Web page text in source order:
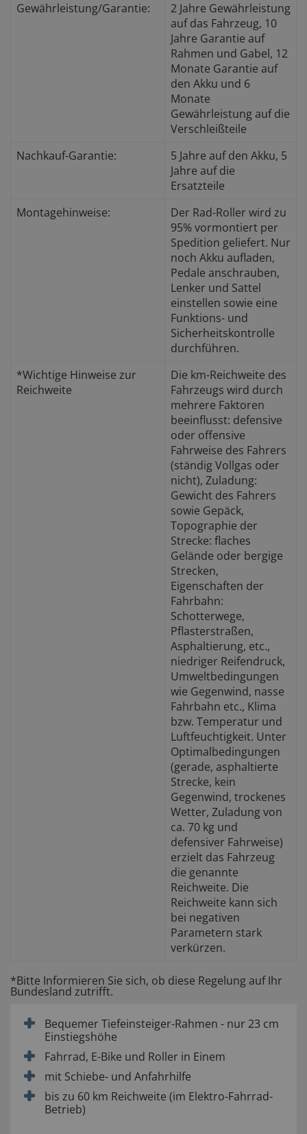
Gewährleistung/Garantie:
2 Jahre Gewährleistung
auf das Fahrzeug, 10
Jahre Garantie auf
Rahmen und Gabel, 12
Monate Garantie auf
den Akku und 6
Monate
Gewährleistung auf die
Verschleißteile
Nachkauf-Garantie:
5 Jahre auf den Akku, 5
Jahre auf die
Ersatzteile
Montagehinweise:
Der Rad-Roller wird zu
95% vormontiert per
Spedition geliefert. Nur
noch Akku aufladen,
Pedale anschrauben,
Lenker und Sattel
einstellen sowie eine
Funktions- und
Sicherheitskontrolle
durchführen.
*Wichtige Hinweise zur
Reichweite
Die km-Reichweite des
Fahrzeugs wird durch
mehrere Faktoren
beeinflusst: defensive
oder offensive
Fahrweise des Fahrers
(ständig Vollgas oder
nicht), Zuladung:
Gewicht des Fahrers
sowie Gepäck,
Topographie der
Strecke: flaches
Gelände oder bergige
Strecken,
Eigenschaften der
Fahrbahn:
Schotterwege,
Pflasterstraßen,
Asphaltierung, etc.,
niedriger Reifendruck,
Umweltbedingungen
wie Gegenwind, nasse
Fahrbahn etc., Klima
bzw. Temperatur und
Luftfeuchtigkeit. Unter
Optimalbedingungen
(gerade, asphaltierte
Strecke, kein
Gegenwind, trockenes
Wetter, Zuladung von
ca. 70 kg und
defensiver Fahrweise)
erzielt das Fahrzeug
die genannte
Reichweite. Die
Reichweite kann sich
bei negativen
Parametern stark
verkürzen.
*Bitte Informieren Sie sich, ob diese Regelung auf Ihr
Bundesland zutrifft.
Bequemer Tiefeinsteiger-Rahmen - nur 23 cm
Einstiegshöhe
Fahrrad, E-Bike und Roller in Einem
mit Schiebe- und Anfahrhilfe
bis zu 60 km Reichweite (im Elektro-Fahrrad-
Betrieb)